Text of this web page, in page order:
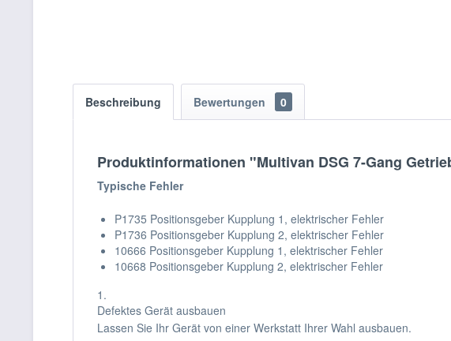
Beschreibung Bewertungen 0
Produktinformationen "Multivan DSG 7-Gang
Typische Fehler
P1735 Positionsgeber Kupplung 1, elektrischer Fehler
P1736 Positionsgeber Kupplung 2, elektrischer Fehler
10666 Positionsgeber Kupplung 1, elektrischer Fehler
10668 Positionsgeber Kupplung 2, elektrischer Fehler
1.
Defektes Gerät ausbauen
Lassen Sie Ihr Gerät von einer Werkstatt Ihrer Wahl ausbauen.